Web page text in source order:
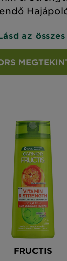
az
FRUCTIS